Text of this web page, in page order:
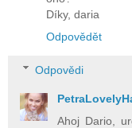
Díky, daria
Odpovědět
Odpovědi
Ahoj Dario,